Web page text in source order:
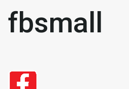
fbsmall